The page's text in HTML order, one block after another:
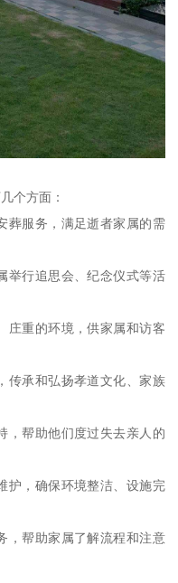
个方面：
葬服务，满足逝者家属的需
举行追思会、纪念仪式等活
庄重的环境，供家属和访客
传承和弘扬孝道文化、家族
，帮助他们度过失去亲人的
护，确保环境整洁、设施完
，帮助家属了解流程和注意